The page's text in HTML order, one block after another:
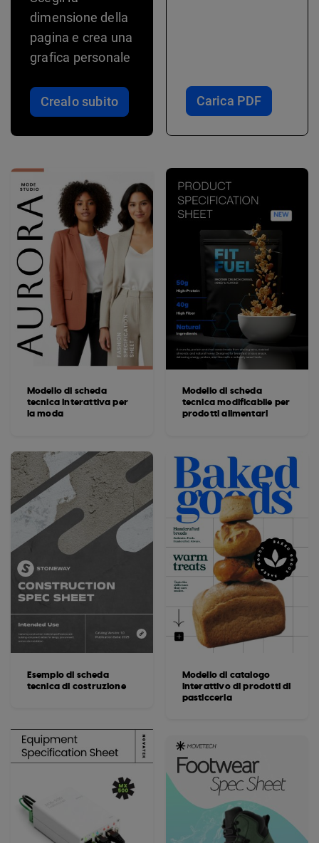
dimensione della
pagina e crea una
grafica personale
Crealo subito Carica PDF
Modello di scheda
tecnica interattiva per
la moda
Esempio di scheda
tecnica di costruzione
Modello di scheda
tecnica modificabile per
prodotti alimentari
Modello di catalogo
interattivo di prodotti di
pasticceria